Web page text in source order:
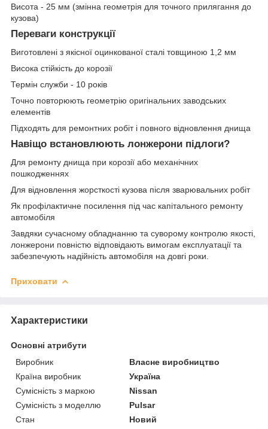
Висота - 25 мм (змінна геометрія для точного прилягання до
кузова)
Переваги конструкції
Виготовлені з якісної оцинкованої сталі товщиною 1,2 мм
Висока стійкість до корозії
Термін служби - 10 років
Точно повторюють геометрію оригінальних заводських
елементів
Підходять для ремонтних робіт і повного відновлення днища
Навіщо встановлюють лонжерони підлоги?
Для ремонту днища при корозії або механічних
пошкодженнях
Для відновлення жорсткості кузова після зварювальних робіт
Як профілактичне посилення під час капітального ремонту
автомобіля
Завдяки сучасному обладнанню та суворому контролю якості,
лонжерони повністю відповідають вимогам експлуатації та
забезпечують надійність автомобіля на довгі роки.
Приховати
Характеристики
Основні атрибути
Виробник
Власне виробництво
Країна виробник
Україна
Сумісність з маркою
Nissan
Сумісність з моделлю
Pulsar
Стан
Новий